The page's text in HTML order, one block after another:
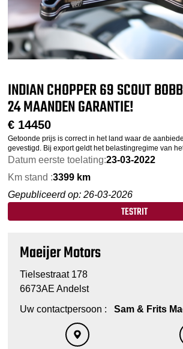
INDIAN CHOPPER 69 SCOUT
24 MAANDEN GARANTIE!
€ 14450
Getoonde prijs is correct in het land waar de
gevestigd. Bij export geldt het belastingregime van
Datum eerste toelating:23-03-2022
Km stand :3399 km
Gepubliceerd op: 26-03-2026
TESTRIT
Maeijer Motors
Tielsestraat 178
6673AE Andelst
Uw contactpersoon :
Sam & Frits